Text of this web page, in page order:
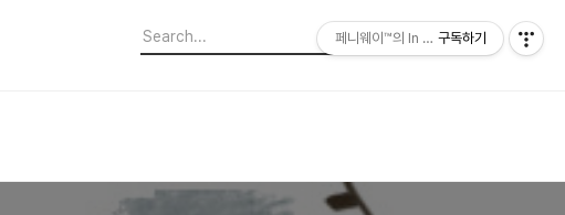
페니웨이™의 In This Film
구독하기